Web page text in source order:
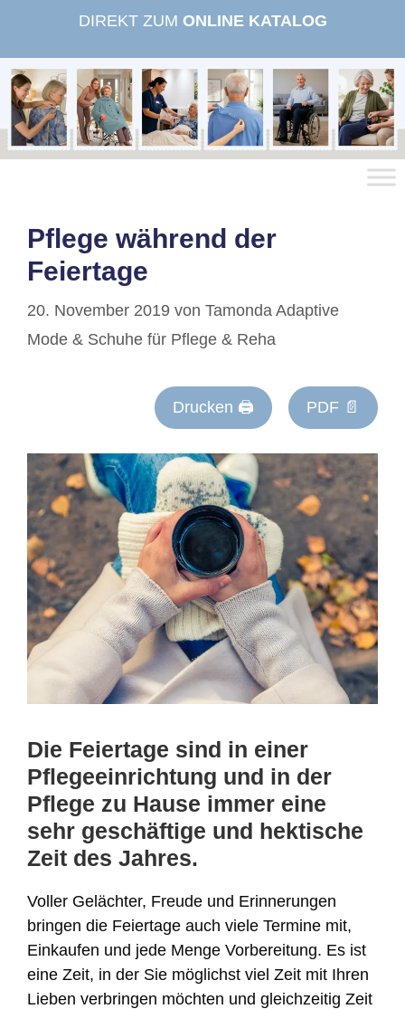
springen
DIREKT ZUM ONLINE KATALOG
Pflege während der
Feiertage
20. November 2019 von Tamonda Adaptive
Mode & Schuhe für Pflege & Reha
Drucken 🖨 PDF 📄
Die Feiertage sind in einer
Pflegeeinrichtung und in der
Pflege zu Hause immer eine
sehr geschäftige und hektische
Zeit des Jahres.
Voller Gelächter, Freude und Erinnerungen
bringen die Feiertage auch viele Termine mit,
Einkaufen und jede Menge Vorbereitung. Es ist
eine Zeit, in der Sie möglichst viel Zeit mit Ihren
Lieben verbringen möchten und gleichzeitig Zeit